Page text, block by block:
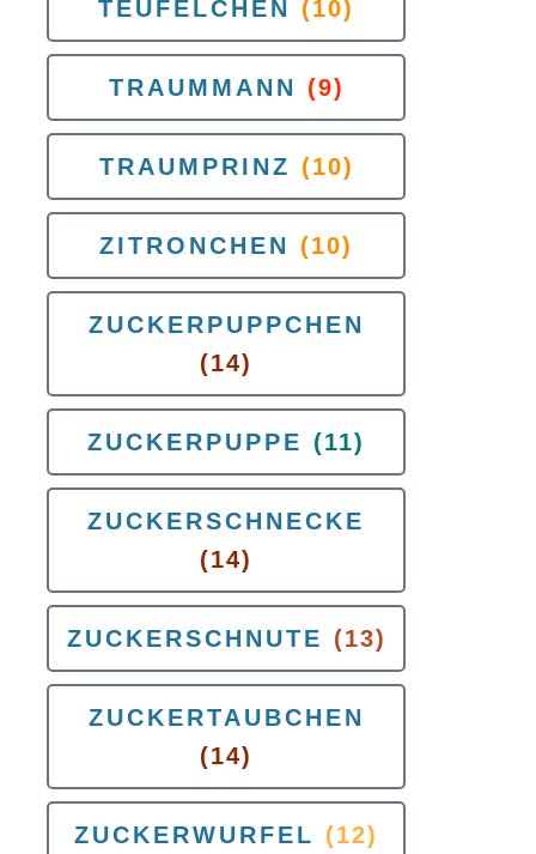
TEUFELCHEN (10)
TRAUMMANN (9)
TRAUMPRINZ (10)
ZITRONCHEN (10)
ZUCKERPUPPCHEN
(14)
ZUCKERPUPPE (11)
ZUCKERSCHNECKE
(14)
ZUCKERSCHNUTE (13)
ZUCKERTAUBCHEN
(14)
ZUCKERWURFEL (12)